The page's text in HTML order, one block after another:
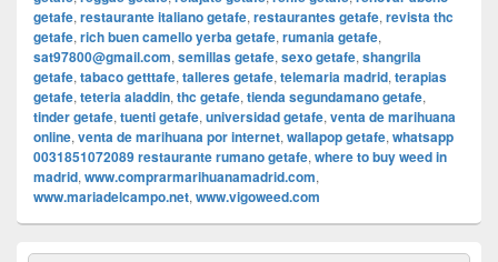
getafe, restaurante italiano getafe, restaurantes getafe, revista thc
getafe, rich buen camello yerba getafe, rumania getafe,
sat97800@gmail.com, semillas getafe, sexo getafe, shangrila
getafe, tabaco getttafe, talleres getafe, telemaria madrid, terapias
getafe, teteria aladdin, thc getafe, tienda segundamano getafe,
tinder getafe, tuenti getafe, universidad getafe, venta de marihuana
online, venta de marihuana por internet, wallapop getafe, whatsapp
0031851072089 restaurante rumano getafe, where to buy weed in
madrid, www.comprarmarihuanamadrid.com,
www.mariadelcampo.net, www.vigoweed.com